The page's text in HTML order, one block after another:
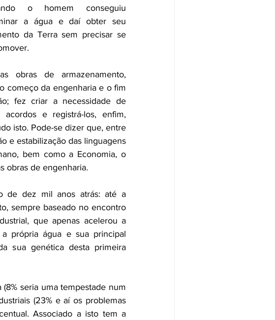
o homem conseguiu
a água e daí obter seu
da Terra sem precisar se
começo da engenharia e o fim
fez criar a necessidade de
e registrá-los, enfim,
isto. Pode-se dizer que, entre
e estabilização das linguagens
bem como a Economia, o
obras de engenharia.
de dez mil anos atrás: até a
sempre baseado no encontro
que apenas acelerou a
própria água e sua principal
sua genética desta primeira
seria uma tempestade num
(23% e aí os problemas
Associado a isto tem a